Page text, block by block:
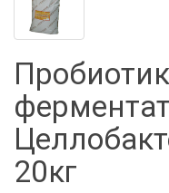
Фильтры молочные
Электронная
Держатели лизунцов
Пробиотик
20кг